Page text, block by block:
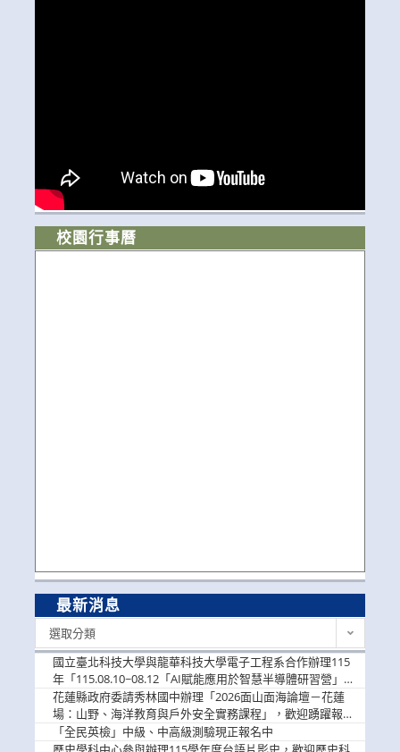
校園行事曆
最新消息
選取分類
國立臺北科技大學與龍華科技大學電子工程系合作辦理115
年「115.08.10~08.12「AI賦能應用於智慧半導體研習營」，
歡迎學生踴躍報名參加
花蓮縣政府委請秀林國中辦理「2026面山面海論壇－花蓮
場：山野、海洋教育與戶外安全實務課程」，歡迎踴躍報名
參加
「全民英檢」中級、中高級測驗現正報名中